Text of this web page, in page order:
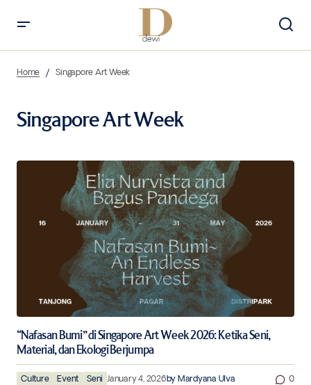
Home Singapore Art Week
Singapore Art Week
“Nafasan Bumi” di Singapore Art Week 2026: Ketika Seni,
Material, dan Ekologi Berjumpa
Culture Event Seni January 4, 2026by Mardyana Ulva 0